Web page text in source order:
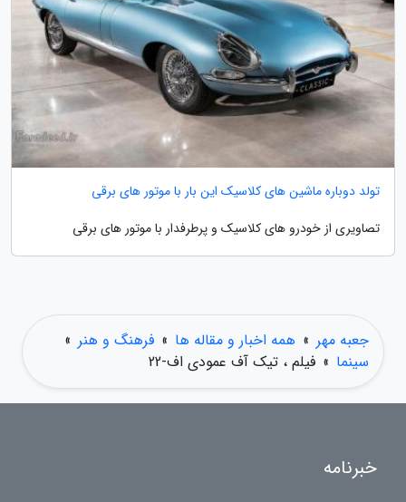
تولد دوباره ماشین های کلاسیک این بار با موتور های برقی
تصاویری از خودرو های کلاسیک و پرطرفدار با موتور های برقی
جعبه مهر » همه اخبار و مقاله ها » فرهنگ و هنر »
سینما » فیلم ، تیک آف عمودی اف-22
خبرنامه